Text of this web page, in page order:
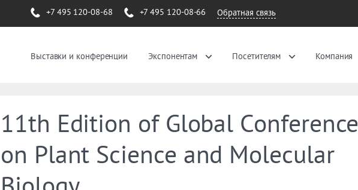
+7 495 120-08-68 +7 495 120-08-66 Обратная связь
Выставки и конференции Экспонентам Посетителям Компания
11th Edition of Global Conference
on Plant Science and Molecular